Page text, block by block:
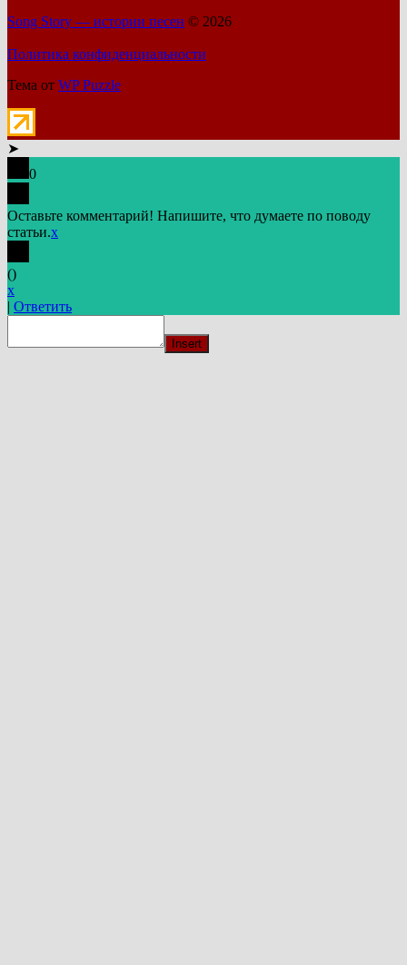
Song Story — истории песен © 2026
Политика конфиденциальности
Тема от WP Puzzle
➤
0
Оставьте комментарий! Напишите, что думаете по поводу
статьи.x
()
x
| Ответить
Insert